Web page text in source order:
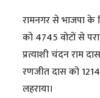
रामनगर से भाजपा के
को 4745 वोटों से
प्रत्याशी चंदन राम
रणजीत दास को
लहराया।